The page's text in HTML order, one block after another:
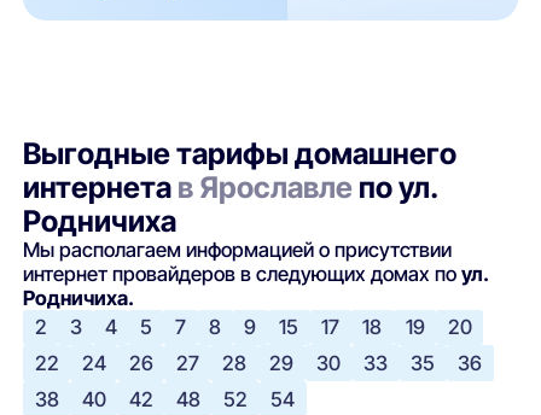
Выгодные тарифы домашнего
интернета в Ярославле по ул.
Родничиха
Мы располагаем информацией о присутствии
интернет провайдеров в следующих домах поул.
Родничиха.
2
3 4 5 7 8 9 15 17 18 19
20
22
24 26 27 28 29 30 33 35
36
38
40 42 48 52
54